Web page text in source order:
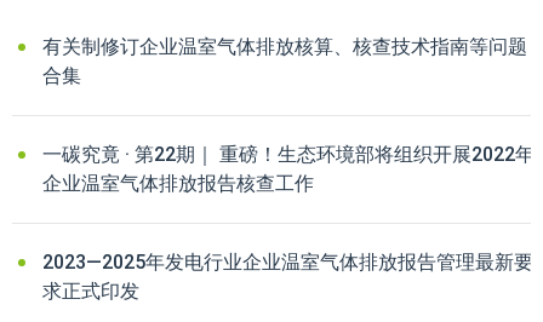
有关制修订企业温室气体排放核算、核查技术指南等问题
合集
一碳究竟 · 第22期｜ 重磅！生态环境部将组织开展2022年
企业温室气体排放报告核查工作
2023—2025年发电行业企业温室气体排放报告管理最新要
求正式印发